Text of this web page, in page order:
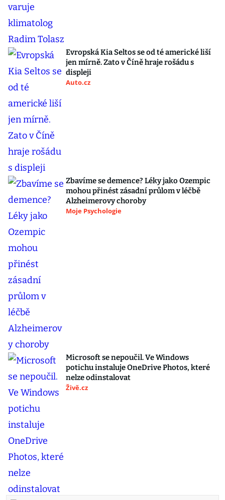
Evropská Kia Seltos se od té americké liší
jen mírně. Zato v Číně hraje rošádu s
displeji
Auto.cz
Zbavíme se demence? Léky jako Ozempic
mohou přinést zásadní průlom v léčbě
Alzheimerovy choroby
Moje Psychologie
Microsoft se nepoučil. Ve Windows
potichu instaluje OneDrive Photos, které
nelze odinstalovat
Živě.cz